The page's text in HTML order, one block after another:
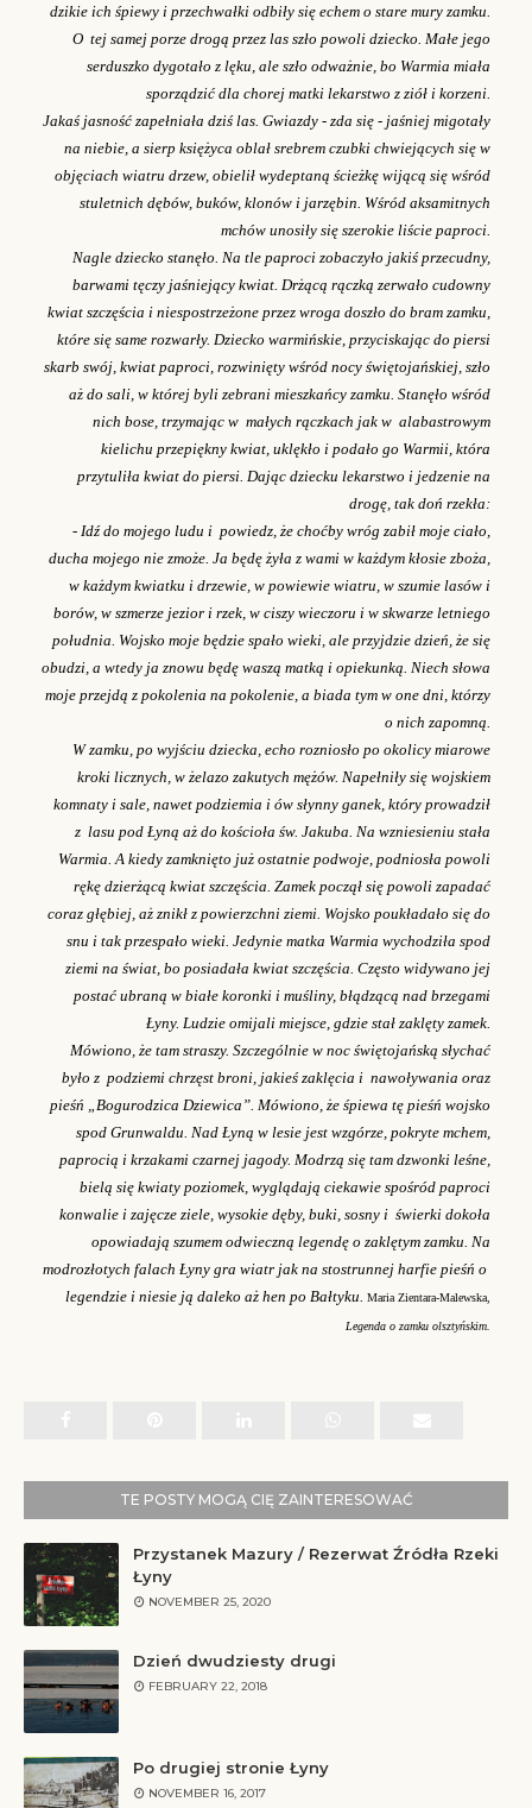
dzikie ich śpiewy i przechwałki odbiły się echem o stare mury zamku.
O tej samej porze drogą przez las szło powoli dziecko. Małe jego
serduszko dygotało z lęku, ale szło odważnie, bo Warmia miała
sporządzić dla chorej matki lekarstwo z ziół i korzeni.
Jakaś jasność zapełniała dziś las. Gwiazdy - zda się - jaśniej migotały
na niebie, a sierp księżyca oblał srebrem czubki chwiejących się w
objęciach wiatru drzew, obielił wydeptaną ścieżkę wijącą się wśród
stuletnich dębów, buków, klonów i jarzębin. Wśród aksamitnych
mchów unosiły się szerokie liście paproci.
Nagle dziecko stanęło. Na tle paproci zobaczyło jakiś przecudny,
barwami tęczy jaśniejący kwiat. Drżącą rączką zerwało cudowny
kwiat szczęścia i niespostrzeżone przez wroga doszło do bram zamku,
które się same rozwarły. Dziecko warmińskie, przyciskając do piersi
skarb swój, kwiat paproci, rozwinięty wśród nocy świętojańskiej, szło
aż do sali, w której byli zebrani mieszkańcy zamku. Stanęło wśród
nich bose, trzymając w małych rączkach jak w alabastrowym
kielichu przepiękny kwiat, uklękło i podało go Warmii, która
przytuliła kwiat do piersi. Dając dziecku lekarstwo i jedzenie na
drogę, tak doń rzekła:
- Idź do mojego ludu i powiedz, że choćby wróg zabił moje ciało,
ducha mojego nie zmoże. Ja będę żyła z wami w każdym kłosie zboża,
w każdym kwiatku i drzewie, w powiewie wiatru, w szumie lasów i
borów, w szmerze jezior i rzek, w ciszy wieczoru i w skwarze letniego
południa. Wojsko moje będzie spało wieki, ale przyjdzie dzień, że się
obudzi, a wtedy ja znowu będę waszą matką i opiekunką. Niech słowa
moje przejdą z pokolenia na pokolenie, a biada tym w one dni, którzy
o nich zapomną.
W zamku, po wyjściu dziecka, echo rozniosło po okolicy miarowe
kroki licznych, w żelazo zakutych mężów. Napełniły się wojskiem
komnaty i sale, nawet podziemia i ów słynny ganek, który prowadził
z lasu pod Łyną aż do kościoła św. Jakuba. Na wzniesieniu stała
Warmia. A kiedy zamknięto już ostatnie podwoje, podniosła powoli
rękę dzierżącą kwiat szczęścia. Zamek począł się powoli zapadać
coraz głębiej, aż znikł z powierzchni ziemi. Wojsko poukładało się do
snu i tak przespało wieki. Jedynie matka Warmia wychodziła spod
ziemi na świat, bo posiadała kwiat szczęścia. Często widywano jej
postać ubraną w białe koronki i muśliny, błądzącą nad brzegami
Łyny. Ludzie omijali miejsce, gdzie stał zaklęty zamek.
Mówiono, że tam straszy. Szczególnie w noc świętojańską słychać
było z podziemi chrzęst broni, jakieś zaklęcia i nawoływania oraz
pieśń „Bogurodzica Dziewica”. Mówiono, że śpiewa tę pieśń wojsko
spod Grunwaldu. Nad Łyną w lesie jest wzgórze, pokryte mchem,
paprocią i krzakami czarnej jagody. Modrzą się tam dzwonki leśne,
bielą się kwiaty poziomek, wyglądają ciekawie spośród paproci
konwalie i zajęcze ziele, wysokie dęby, buki, sosny i świerki dokoła
opowiadają szumem odwieczną legendę o zaklętym zamku. Na
modrozłotych falach Łyny gra wiatr jak na stostrunnej harfie pieśń o
legendzie i niesie ją daleko aż hen po Bałtyku. Maria Zientara-Malewska,
Legenda o zamku olsztyńskim.
TE POSTY MOGĄ CIĘ ZAINTERESOWAĆ
Przystanek Mazury / Rezerwat Źródła Rzeki
Łyny
NOVEMBER 25, 2020
Dzień dwudziesty drugi
FEBRUARY 22, 2018
Po drugiej stronie Łyny
NOVEMBER 16, 2017